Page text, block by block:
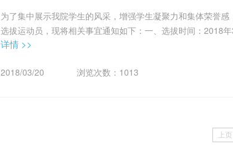
为了集中展示我院学生的风采，增强学生凝聚力和集体荣誉
选拔运动员，现将相关事宜通知如下：一、选拔时间：2018
重庆师范大学沙坪坝校区足球场三、报名要求：1、凡是我院
详情 >>
2018/03/20 浏览次数： 1013
上页